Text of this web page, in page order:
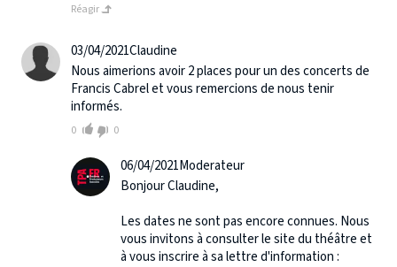
Réagir
03/04/2021Claudine
Nous aimerions avoir 2 places pour un des concerts de
Francis Cabrel et vous remercions de nous tenir
informés.
0 0
06/04/2021Moderateur
Bonjour Claudine,
Les dates ne sont pas encore connues. Nous
vous invitons à consulter le site du théâtre et
à vous inscrire à sa lettre d'information :